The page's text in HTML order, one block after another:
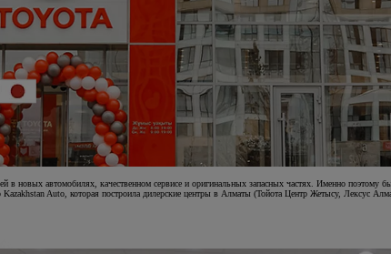
новых автомобилях, качественном сервисе и оригинальных запасных частях. Именно поэтому
Auto, которая построила дилерские центры в Алматы (Тойота Центр Жетысу, Лексус